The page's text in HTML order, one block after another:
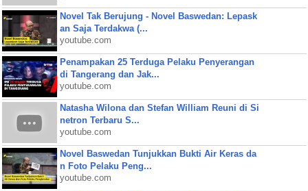
Novel Tak Berujung - Novel Baswedan: Lepask
an Saja Terdakwa (...
youtube.com
Penampakan 25 Terduga Pelaku Penyerangan
di Tangerang dan Jak...
youtube.com
Natasha Wilona dan Stefan William Reuni di Si
netron Terbaru S...
youtube.com
Novel Baswedan Tunjukkan Bukti Air Keras da
n Foto Pelaku Peng...
youtube.com